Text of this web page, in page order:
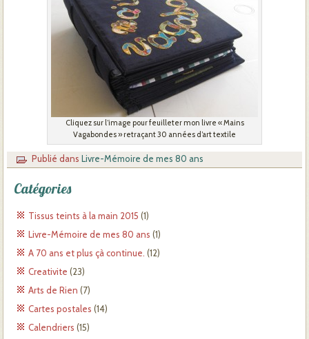
Cliquez sur l’image pour feuilleter mon livre « Mains
Vagabondes » retraçant 30 années d’art textile
Publié dans Livre-Mémoire de mes 80 ans
Catégories
Tissus teints à la main 2015 (1)
Livre-Mémoire de mes 80 ans (1)
A 70 ans et plus çà continue. (12)
Creativite (23)
Arts de Rien (7)
Cartes postales (14)
Calendriers (15)